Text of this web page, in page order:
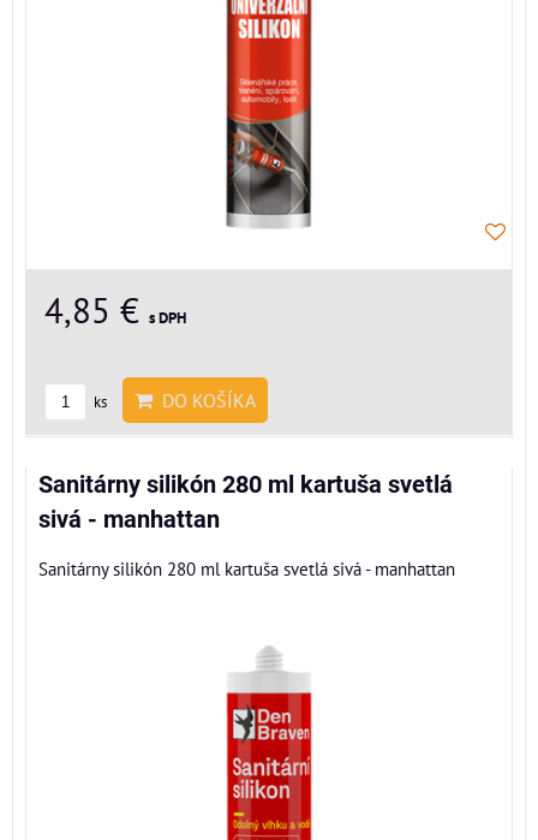
4,85 € s DPH
ks DO KOŠÍKA
Sanitárny silikón 280 ml kartuša svetlá
sivá - manhattan
Sanitárny silikón 280 ml kartuša svetlá sivá - manhattan